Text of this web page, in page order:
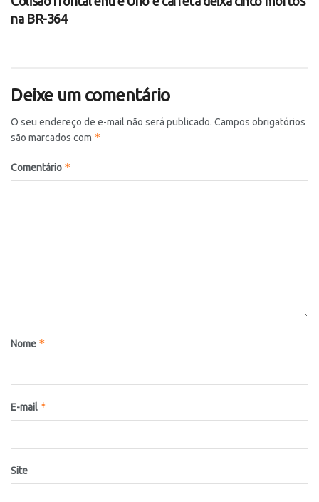
na BR-364
Deixe um comentário
O seu endereço de e-mail não será publicado. Campos obrigatórios
são marcados com *
Comentário *
Nome *
E-mail *
Site